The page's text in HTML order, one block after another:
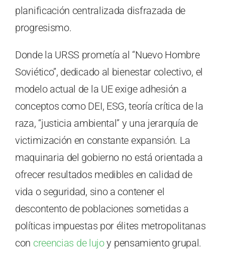
planificación centralizada disfrazada de
progresismo.
Donde la URSS prometía al “Nuevo Hombre
Soviético”, dedicado al bienestar colectivo, el
modelo actual de la UE exige adhesión a
conceptos como DEI, ESG, teoría crítica de la
raza, “justicia ambiental” y una jerarquía de
victimización en constante expansión. La
maquinaria del gobierno no está orientada a
ofrecer resultados medibles en calidad de
vida o seguridad, sino a contener el
descontento de poblaciones sometidas a
políticas impuestas por élites metropolitanas
con creencias de lujoy pensamiento grupal.